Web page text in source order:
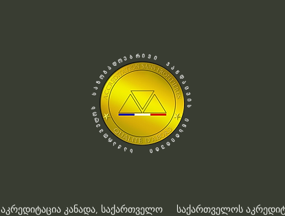
აკრედიტაცია კანადა, საქართველო საქართველოს